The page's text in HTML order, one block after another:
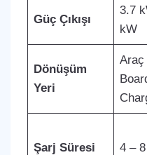
Güç Çıkışı
3.7
kW
Dönüşüm
Yeri
Araç
Şarj Süresi 4 –